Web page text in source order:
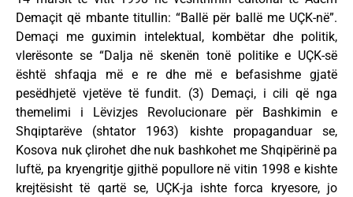
Demaçit që mbante titullin: “Ballë për ballë me UÇK-në”.
Demaçi me guximin intelektual, kombëtar dhe politik,
vlerësonte se “Dalja në skenën tonë politike e UÇK-së
është shfaqja më e re dhe më e befasishme gjatë
pesëdhjetë vjetëve të fundit. (3) Demaçi, i cili që nga
themelimi i Lëvizjes Revolucionare për Bashkimin e
Shqiptarëve (shtator 1963) kishte propaganduar se,
Kosova nuk çlirohet dhe nuk bashkohet me Shqipërinë pa
luftë, pa kryengritje gjithë popullore në vitin 1998 e kishte
krejtësisht të qartë se, UÇK-ja ishte forca kryesore, jo